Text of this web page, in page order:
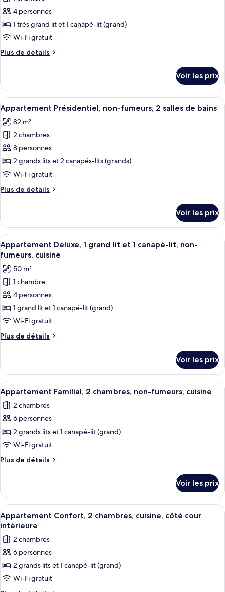
ce
type
de
chambre :
Appartement
1
très
grand
lit
et
canapé-
lit,
non-
fumeurs,
4 personnes
1 très grand lit et 1 canapé-lit (grand)
Wi-Fi gratuit
Plus de détails
Plus
le
type
de
chambre
Appartement
Supérieur,
très
grand
lit
et
1
fumeurs,
cuisine
Voir les prix
Afficher
toutes
les
photos
pour
ce
type
chambre :
non-
fumeurs,
2
salles
de
bains
Une cuisine moderne avec des
17
Appartement Présidentiel, non-fumeurs, 2 salles de bains
82 m²
2 chambres
8 personnes
2 grands lits et 2 canapés-lits (grands)
Wi-Fi gratuit
Plus de détails
Plus
le
type
de
chambre
Appartement
Présidentiel,
non-
fumeurs,
2
salles
bains
Voir les prix
Afficher
toutes
les
photos
pour
ce
type
de
chambre :
Appartement
1
grand
lit
et
canapé-
lit,
non-
fumeurs,
Un salon moderne comprenant un
27
Appartement Deluxe, 1 grand lit et 1 canapé-lit, non-
fumeurs, cuisine
50 m²
1 chambre
4 personnes
1 grand lit et 1 canapé-lit (grand)
Wi-Fi gratuit
Plus de détails
Plus
le
type
de
chambre
Appartement
Deluxe,
grand
lit
1
fumeurs,
cuisine
Voir les prix
Afficher
toutes
les
photos
pour
ce
type
de
Appartement
Familial,
2
chambres,
non-
fumeurs,
cuisine
Une chambre d’hôtel moderne
24
Appartement Familial, 2 chambres, non-fumeurs, cuisine
2 chambres
6 personnes
2 grands lits et 1 canapé-lit (grand)
Wi-Fi gratuit
Plus de détails
Plus
le
type
de
chambre
Familial,
2
chambres,
non-
fumeurs,
Voir les prix
Afficher
toutes
les
photos
pour
ce
type
Une chambre d’hôtel avec un lit, un
11
Appartement Confort, 2 chambres, cuisine, côté cour
intérieure
2 chambres
6 personnes
2 grands lits et 1 canapé-lit (grand)
Wi-Fi gratuit